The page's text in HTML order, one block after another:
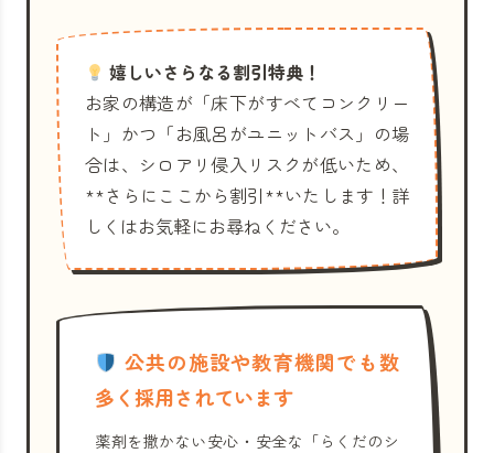
嬉しいさらなる割引特典！
お家の構造が「床下がすべてコンクリー
ト」かつ「お風呂がユニットバス」の場
合は、シロアリ侵入リスクが低いため、
**さらにここから割引**いたします！詳
しくはお気軽にお尋ねください。
公共の施設や教育機関でも数
多く採用されています
薬剤を撒かない安心・安全な「らくだのシ